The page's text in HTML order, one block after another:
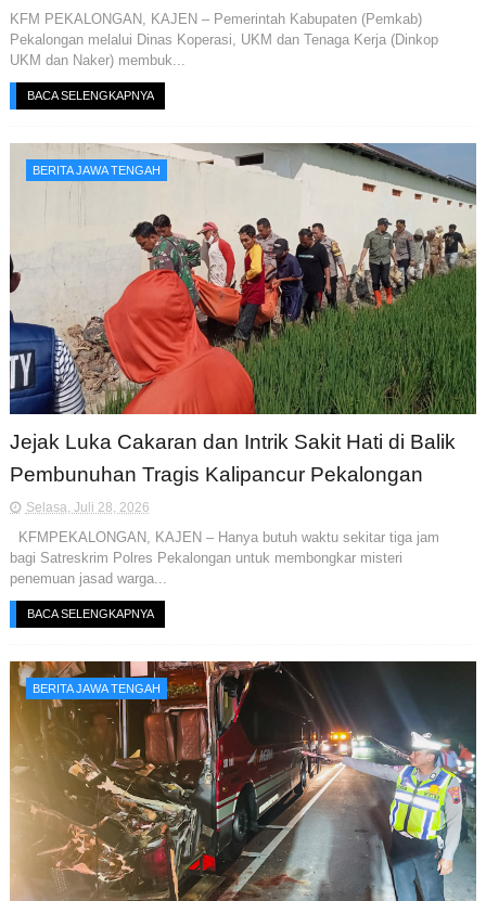
KFM PEKALONGAN, KAJEN – Pemerintah Kabupaten (Pemkab)
Pekalongan melalui Dinas Koperasi, UKM dan Tenaga Kerja (Dinkop
UKM dan Naker) membuk...
BACA SELENGKAPNYA
BERITA JAWA TENGAH
Jejak Luka Cakaran dan Intrik Sakit Hati di Balik
Pembunuhan Tragis Kalipancur Pekalongan
Selasa, Juli 28, 2026
KFMPEKALONGAN, KAJEN – Hanya butuh waktu sekitar tiga jam
bagi Satreskrim Polres Pekalongan untuk membongkar misteri
penemuan jasad warga...
BACA SELENGKAPNYA
BERITA JAWA TENGAH